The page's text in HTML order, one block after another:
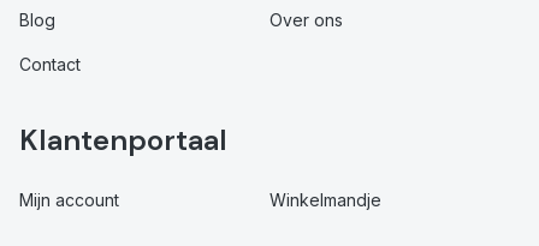
Blog Over ons
Contact
Klantenportaal
Mijn account Winkelmandje